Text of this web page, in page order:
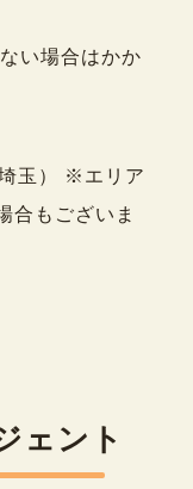
い場合はかか
玉） ※エリア
合もございま
ェント